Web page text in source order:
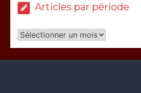
Articles par période
Articles
par
période